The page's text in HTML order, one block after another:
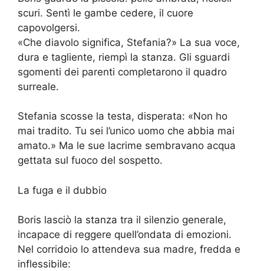
scuri. Sentì le gambe cedere, il cuore
capovolgersi.
«Che diavolo significa, Stefania?» La sua voce,
dura e tagliente, riempì la stanza. Gli sguardi
sgomenti dei parenti completarono il quadro
surreale.
Stefania scosse la testa, disperata: «Non ho
mai tradito. Tu sei l’unico uomo che abbia mai
amato.» Ma le sue lacrime sembravano acqua
gettata sul fuoco del sospetto.
La fuga e il dubbio
Boris lasciò la stanza tra il silenzio generale,
incapace di reggere quell’ondata di emozioni.
Nel corridoio lo attendeva sua madre, fredda e
inflessibile: